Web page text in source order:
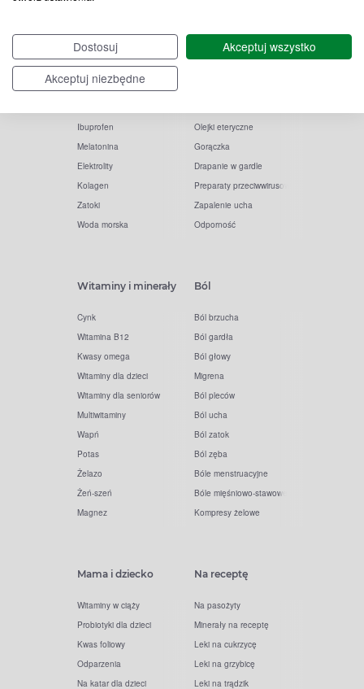
Dostosuj
Akceptuj wszystko
Akceptuj niezbędne
Witamina C
Krople do oczu
Tran
Ibuprofen
Melatonina
Elektrolity
Kolagen
Zatoki
Woda morska
Krople do nosa
Olejki eteryczne
Gorączka
Drapanie w gardle
Preparaty przeciwwirusowe
Zapalenie ucha
Odporność
Witaminy i minerały
Cynk
Witamina B12
Kwasy omega
Witaminy dla dzieci
Witaminy dla seniorów
Multiwitaminy
Wapń
Potas
Żelazo
Żeń-szeń
Magnez
Ból
Ból brzucha
Ból gardła
Ból głowy
Migrena
Ból pleców
Ból ucha
Ból zatok
Ból zęba
Bóle menstruacyjne
Bóle mięśniowo-stawowe
Kompresy żelowe
Mama i dziecko
Witaminy w ciąży
Probiotyki dla dzieci
Kwas foliowy
Odparzenia
Na katar dla dzieci
Na receptę
Na pasożyty
Minerały na receptę
Leki na cukrzycę
Leki na grzybicę
Leki na trądzik